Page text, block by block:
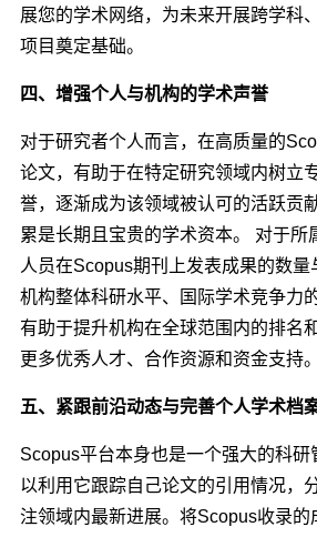
展您的学术网络，为未来开展跨学科
项目奠定基础。
四、增强个人与机构的学术声誉
对于研究者个人而言，在高质量的
论文，有助于在特定研究领域内树立
誉，逐渐成为该领域被认可的活跃贡
累是长期且宝贵的学术资本。 对于所
人员在Scopus期刊上发表成果的数量
机构整体科研水平、国际学术竞争力
有助于提升机构在全球范围内的排名
更多优秀人才、合作资源和资金支持。
五、紧跟前沿动态与完善个人学术档
Scopus平台本身也是一个强大的科
以利用它跟踪自己论文的引用情况，
注领域内最新进展。将Scopus收录的